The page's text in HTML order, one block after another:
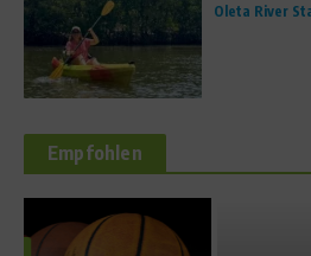
Oleta River
Empfohlen